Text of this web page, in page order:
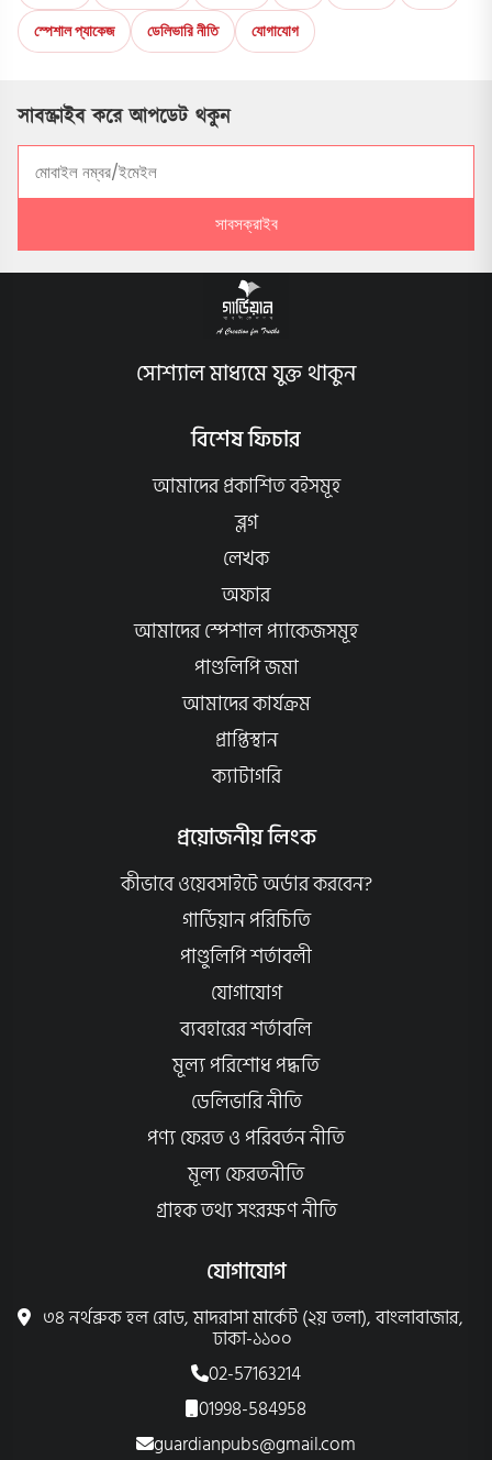
স্পেশাল প্যাকেজ
ডেলিভারি নীতি যোগাযোগ
সাবস্ক্রাইব করে আপডেট থকুন
সাবসক্রাইব
সোশ্যাল মাধ্যমে যুক্ত থাকুন
বিশেষ ফিচার
আমাদের প্রকাশিত বইসমূহ
ব্লগ
লেখক
অফার
আমাদের স্পেশাল প্যাকেজসমূহ
পাণ্ডলিপি জমা
আমাদের কার্যক্রম
প্রাপ্তিস্থান
ক্যাটাগরি
প্রয়োজনীয় লিংক
কীভাবে ওয়েবসাইটে অর্ডার করবেন?
গার্ডিয়ান পরিচিতি
পাণ্ডুলিপি শর্তাবলী
যোগাযোগ
ব্যবহারের শর্তাবলি
মূল্য পরিশোধ পদ্ধতি
ডেলিভারি নীতি
পণ্য ফেরত ও পরিবর্তন নীতি
মূল্য ফেরতনীতি
গ্রাহক তথ্য সংরক্ষণ নীতি
যোগাযোগ
৩৪ নর্থব্রুক হল রোড, মাদরাসা মার্কেট (২য় তলা), বাংলাবাজার,
ঢাকা-১১০০
02-57163214
01998-584958
guardianpubs@gmail.com